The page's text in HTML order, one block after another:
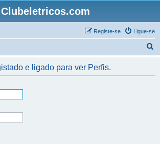
Clubeletricos.com
Ligue-se
Registe-se
e ligado para ver Perfis.